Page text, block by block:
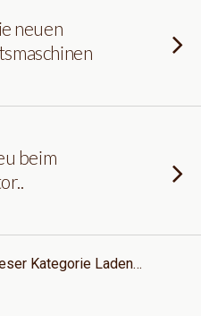
neuen
beim
Kategorie Laden…